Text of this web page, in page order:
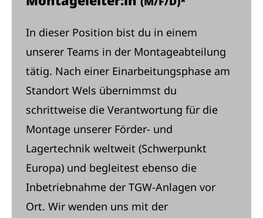
In dieser Position bist du in einem
unserer Teams in der Montageabteilung
tätig. Nach einer Einarbeitungsphase am
Standort Wels übernimmst du
schrittweise die Verantwortung für die
Montage unserer Förder- und
Lagertechnik weltweit (Schwerpunkt
Europa) und begleitest ebenso die
Inbetriebnahme der TGW-Anlagen vor
Ort. Wir wenden uns mit der